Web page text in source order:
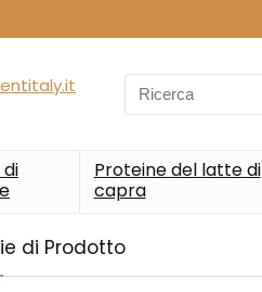
Search
for:
Proteine del latte di
capra
di Prodotto